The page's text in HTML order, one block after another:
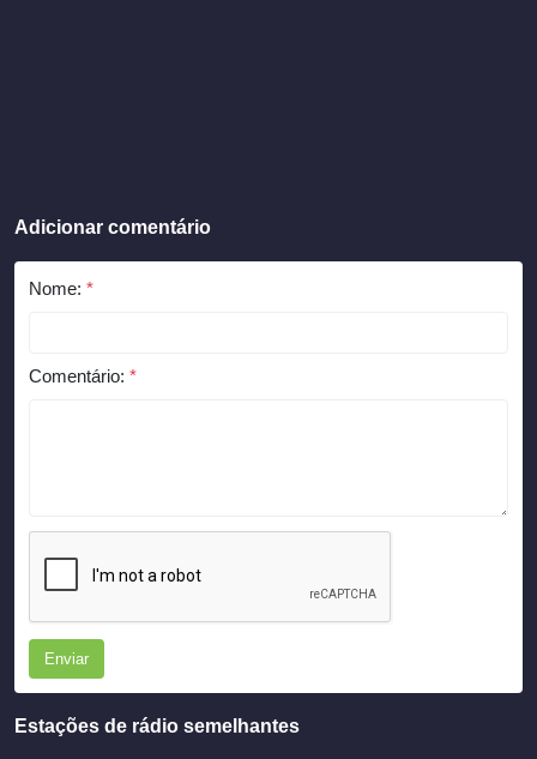
Adicionar comentário
Nome: *
Comentário: *
Enviar
Estações de rádio semelhantes